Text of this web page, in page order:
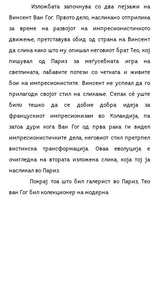
Винсент Ван Гог. Првото дело, насликано отприлика
за време на развојот на импресионистичкото
движење, претставува обид од страна на Винсент
да слика како што му опишал неговиот брат Тео, кој
пишувал од Париз за меѓусебната игра на
светлината, лабавите потези со четката и живите
бои на импресионистите. Винсент не успеал да го
прилагоди својот стил на сликање. Сепак сè уште
било тешко да се добие добра идеја за
францускиот импресионизам во Холандија, па
затоа дури кога Ван Гог од прва рака ги видел
импресионистичките дела, неговиот стил претрпел
вистинска трансформација. Оваа еволуција е
очигледна на втората изложена слика, која тој ја
насликал во Париз.
ван Гог бил колекционер на модерна